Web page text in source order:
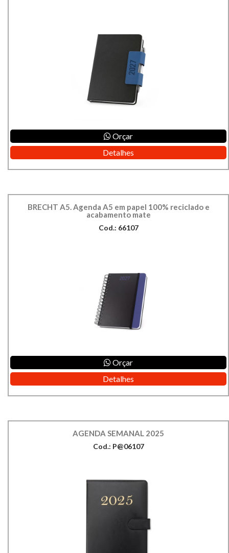
Orçar
Detalhes
BRECHT A5. Agenda A5 em papel 100% reciclado e
acabamento mate
Cod.: 66107
Orçar
Detalhes
AGENDA SEMANAL 2025
Cod.: P@06107